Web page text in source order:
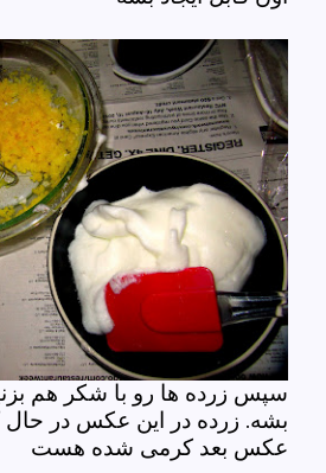
سپس زرده ها رو با شکر هم
بشه. زرده در این عکس در
عکس بعد کرمی شده هست